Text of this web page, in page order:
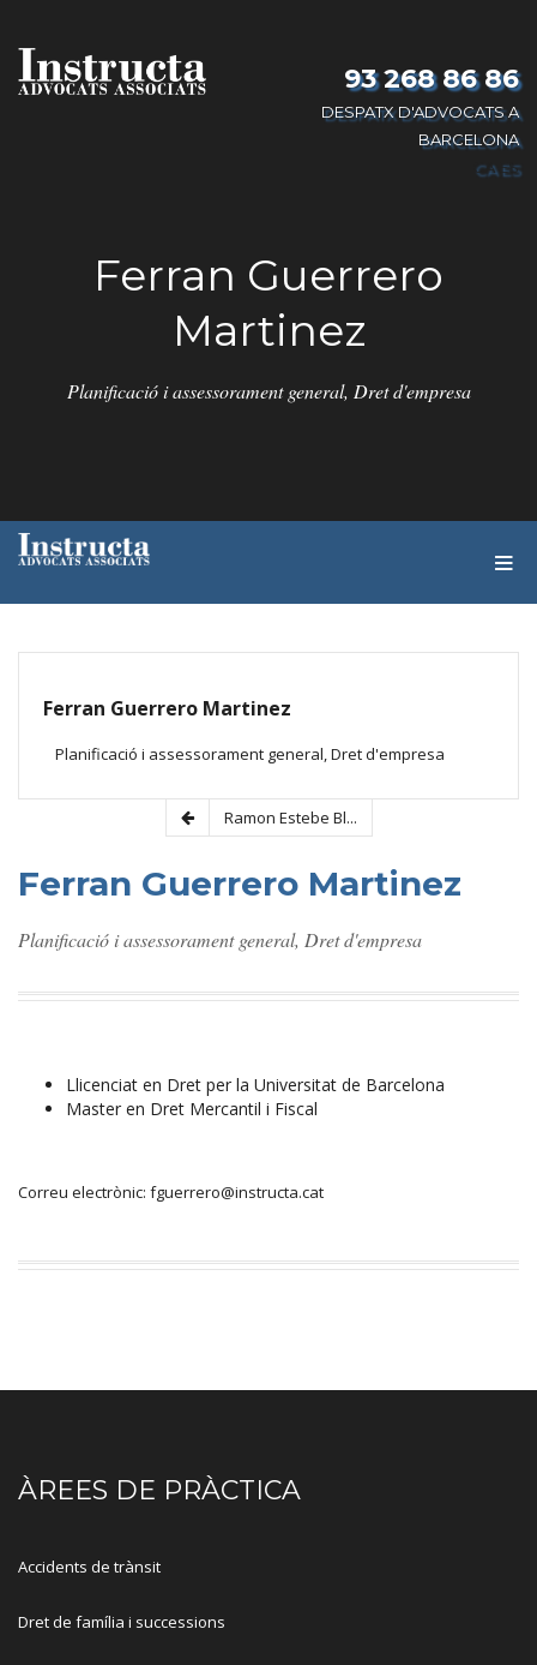
93 268 86 86
DESPATX D'ADVOCATS A
BARCELONA
CA ES
Ferran Guerrero
Martinez
Planificació i assessorament general, Dret d'empresa
M
A
Ferran Guerrero Martinez
Planificació i assessorament general, Dret d'empresa
Ramon Estebe Bl...
Ferran Guerrero Martinez
Planificació i assessorament general, Dret d'empresa
Llicenciat en Dret per la Universitat de Barcelona
Master en Dret Mercantil i Fiscal
Correu electrònic: fguerrero@instructa.cat
ÀREES DE PRÀCTICA
Accidents de trànsit
Dret de família i successions